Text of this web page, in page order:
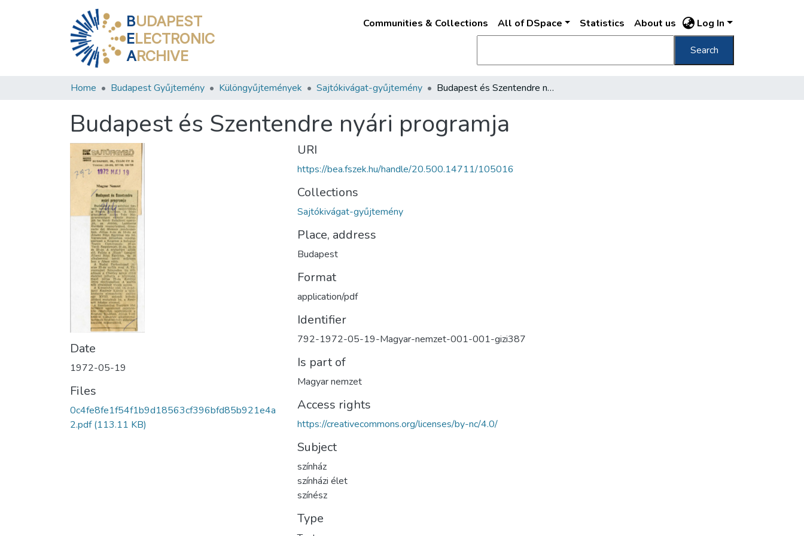
BUDAPEST
ELECTRONIC
ARCHIVE
Communities & Collections All of DSpace Statistics About us Log In
Search
Home Budapest Gyűjtemény Különgyűjtemények Sajtókivágat-gyűjtemény Budapest és Szentendre nyári programja
Budapest és Szentendre nyári programja
Date
1972-05-19
Files
0c4fe8fe1f54f1b9d18563cf396bfd85b921e4a
2.pdf(113.11 KB)
URI
https://bea.fszek.hu/handle/20.500.14711/105016
Collections
Sajtókivágat-gyűjtemény
Place, address
Budapest
Format
application/pdf
Identifier
792-1972-05-19-Magyar-nemzet-001-001-gizi387
Is part of
Magyar nemzet
Access rights
https://creativecommons.org/licenses/by-nc/4.0/
Subject
színház
színházi élet
színész
Type